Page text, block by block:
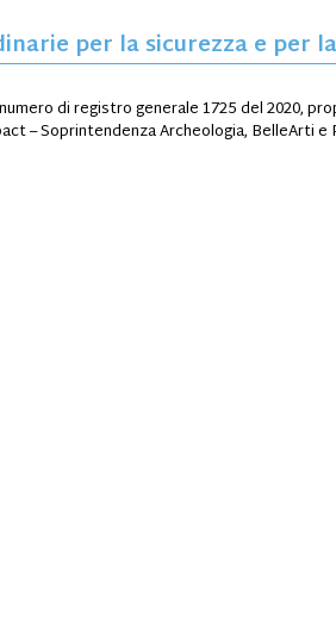
per la sicurezza e per
di registro generale 1725 del 2020,
– Soprintendenza Archeologia, BelleArti